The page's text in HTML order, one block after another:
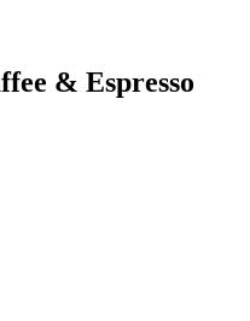
& Espresso